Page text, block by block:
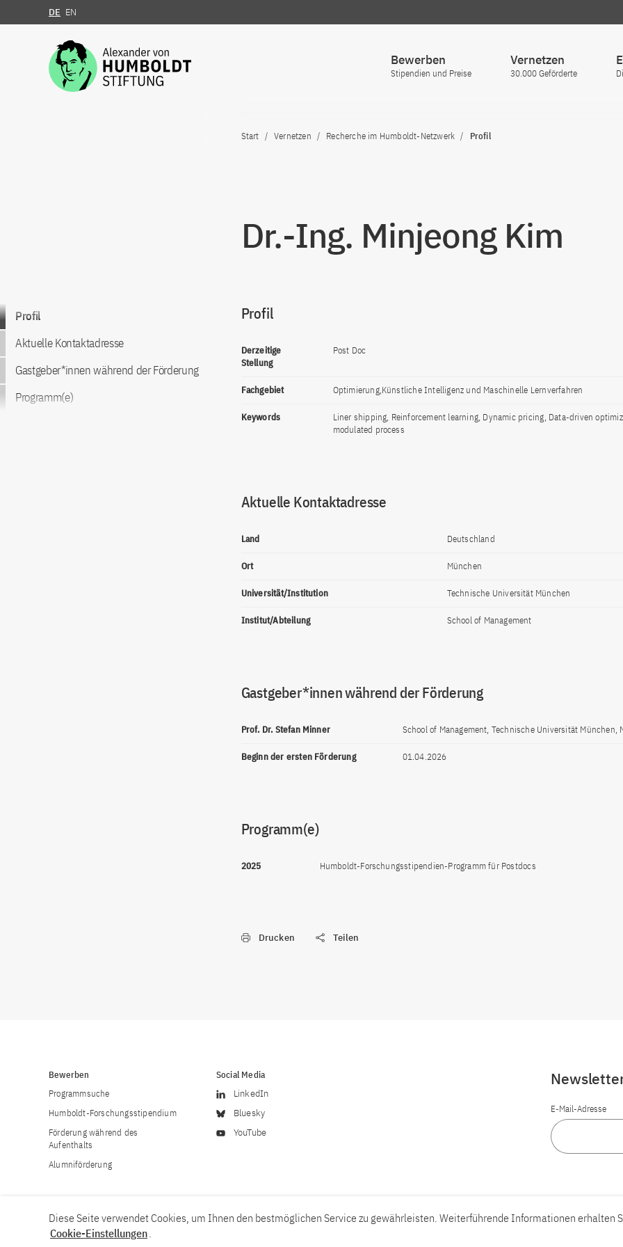
Zum Inhalt springen
DE EN
Bewerben
Stipendien und Preise
Vernetzen
30.000 Geförderte
Start Vernetzen Recherche im Humboldt-Netzwerk Profil
Dr.-Ing. Minjeong Kim
Zum Inhalt springen
Profil
Aktuelle Kontaktadresse
Gastgeber*innen während der Förderung
Programm(e)
Profil
Derzeitige
Stellung
Post Doc
Fachgebiet Optimierung,Künstliche Intelligenz und Maschinelle Lernverfahren
Keywords
Liner shipping, Reinforcement learning, Dynamic pricing, Data-driven
modulated process
Aktuelle Kontaktadresse
Land Deutschland
Ort München
Universität/Institution Technische Universität München
Institut/Abteilung School of Management
Gastgeber*innen während der Förderung
Prof. Dr. Stefan Minner School of Management, Technische Universität München,
Beginn der ersten Förderung 01.04.2026
Programm(e)
2025 Humboldt-Forschungsstipendien-Programm für Postdocs
Drucken Teilen
Bewerben
Programmsuche
Humboldt-Forschungsstipendium
Förderung während des
Aufenthalts
Alumniförderung
Social Media
LinkedIn
Bluesky
YouTube
E-Mail-Adresse
Diese Seite verwendet Cookies, um Ihnen den bestmöglichen Service zu gewährleisten. Weiterführende Informationen erhalten
Cookie-Einstellungen.